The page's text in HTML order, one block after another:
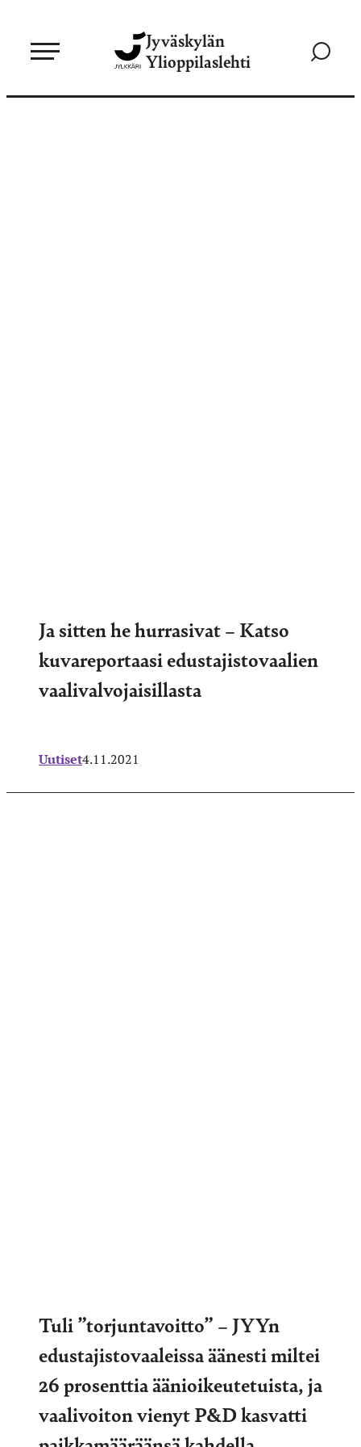
sisältöön
Jyväskylän
Ylioppilaslehti
Siirry
Ja sitten he hurrasivat – Katso
kuvareportaasi edustajistovaalien
vaalivalvojaisillasta
Uutiset4.11.2021
Tuli ”torjuntavoitto” – JYYn
edustajistovaaleissa äänesti miltei
26 prosenttia äänioikeutetuista, ja
vaalivoiton vienyt P&D kasvatti